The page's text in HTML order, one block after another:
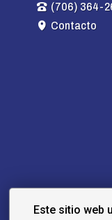
(706) 364-
Contacto
Este sitio web